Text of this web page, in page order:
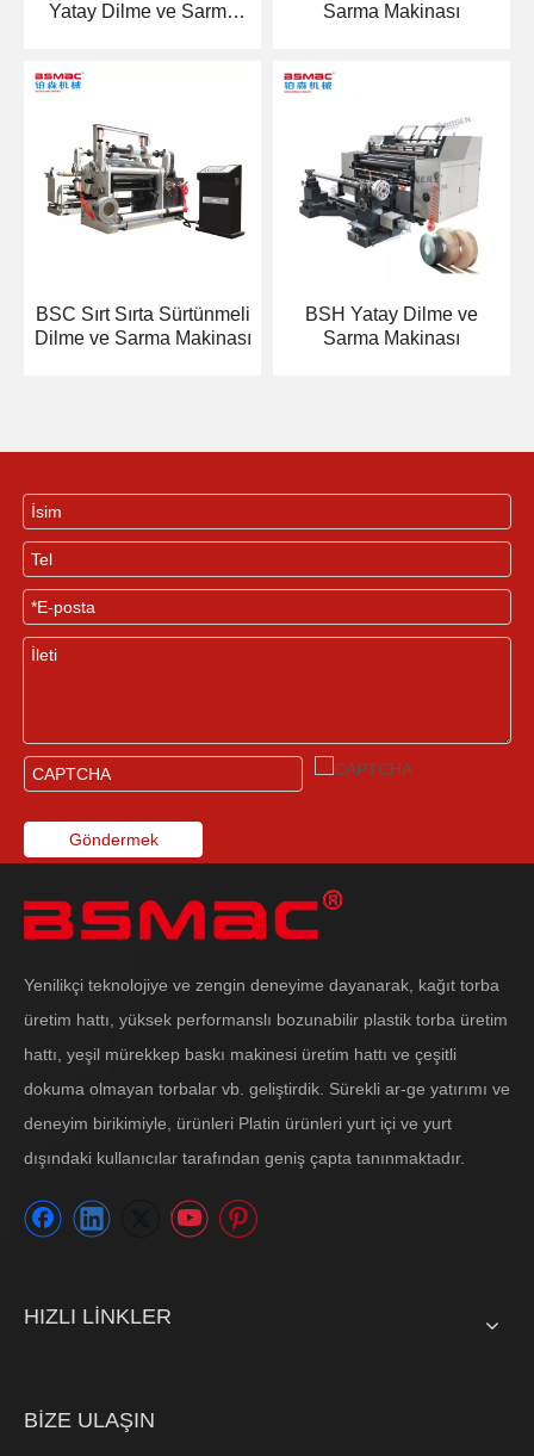
Yatay Dilme ve Sarma
Sarma Makinası
BSC Sırt Sırta Sürtünmeli
Dilme ve Sarma Makinası
BSH Yatay Dilme ve
Sarma Makinası
Göndermek
Yenilikçi teknolojiye ve zengin deneyime dayanarak, kağıt torba
üretim hattı, yüksek performanslı bozunabilir plastik torba üretim
hattı, yeşil mürekkep baskı makinesi üretim hattı ve çeşitli
dokuma olmayan torbalar vb. geliştirdik. Sürekli ar-ge yatırımı ve
deneyim birikimiyle, ürünleri Platin ürünleri yurt içi ve yurt
dışındaki kullanıcılar tarafından geniş çapta tanınmaktadır.
HIZLI LİNKLER
BİZE ULAŞIN